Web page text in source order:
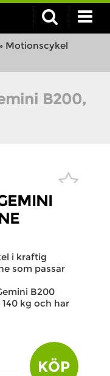
Motionscykel
B200,
i kraftig
som passar
B200
kg och har
KÖP